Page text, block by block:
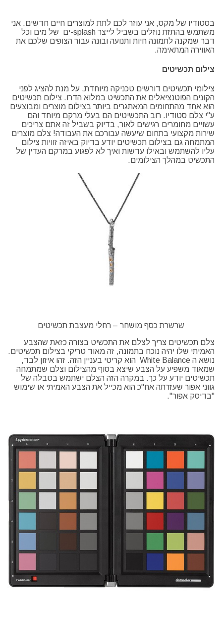
בסטודיו של מקס, אני עוזר לכם לתת למוצרים חיים חדשים. אני
משתמש בהתזת נוזלים בשביל לייצר splash-ים של מים וכל
דבר שמקנה לתמונה חיות ותנועה ובונה עבור הצופים שלכם את
האווירה המתאימה.
צילום תכשיטים
צילומי תכשיטים דורשים טכניקה מיוחדת, על מנת להציג לפני
הקונים הפוטנציאלים את התכשיט במלוא הדרו. צילום תכשיטים
הוא אחד מהתחומים המאתגרים ביותר בצילום מוצרים ומבוצעים
ע"י צלם סטודיו. רוב התכשיטים הם בעלי מרקם מיוחד והם
עשויים מחומרים רגישים לאור, בדיוק בשביל זה אתם צריכים
שירות מקצועי בתחום שיעשה עבורכם את העבודה! צלם מוצרים
המתמחה גם בצילום תכשיטים יודע בדיוק באיזה זוויות צילום
עליו להשתמש ובאילו עדשות ואיך לא לפגוע במרקם העדין של
התכשיט במהלך הצילומים.
שרשרת כסף מושחר – רחלי מעצבת תכשיטים
צלם תכשיטים צריך לצלם את התכשיט בצורה כזאת שהצבע
האמיתי שלו יהיה נוכח בתמונה, זה מאוד טריקי בצילום תכשיטים.
נושא ה White Balance הוא קריטי בעניין הזה. זהו איזון לבד,
שמאוד משפיע על הצבע שיצא בסוף מהצילום וצלם שמתמחה
תכשיטים יודע על כך. במקרה הזה הצלם ישתמש בטבלה של
גווני אפור שעזרתה אח"כ הוא מכייל את הצבע האמיתי או שימוש
"בדיסק אפור".